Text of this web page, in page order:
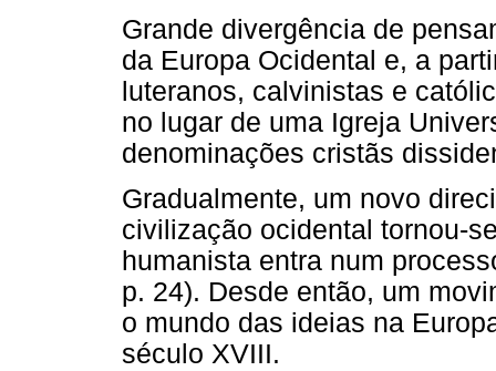
Grande divergência de
da Europa Ocidental e, a
luteranos, calvinistas e
no lugar de uma Igreja
denominações cristãs
Gradualmente, um novo
civilização ocidental tornou-
humanista entra num
p. 24). Desde então, um
o mundo das ideias na
século XVIII.